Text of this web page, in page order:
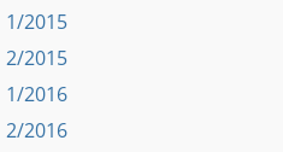
1/2015
2/2015
1/2016
2/2016